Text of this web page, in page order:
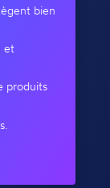
bien
et
produits